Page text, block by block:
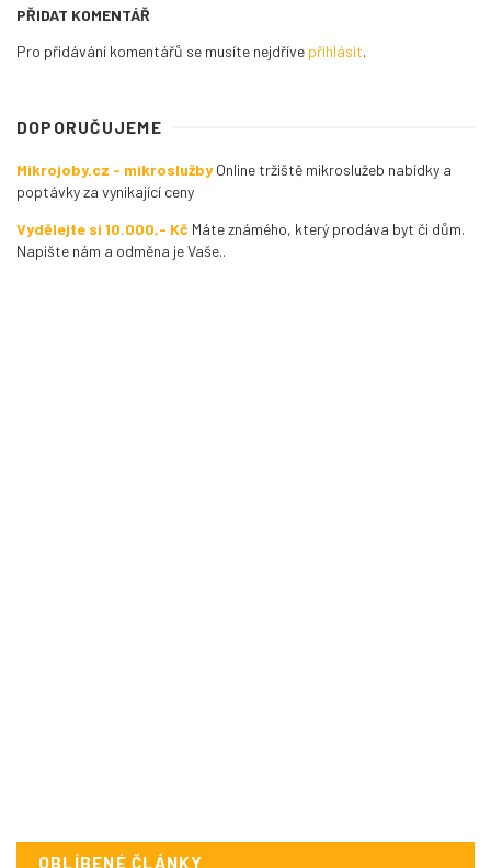
PŘIDAT KOMENTÁŘ
Pro přidávání komentářů se musíte nejdříve přihlásit.
DOPORUČUJEME
Mikrojoby.cz - mikroslužby Online tržiště mikroslužeb nabídky a
poptávky za vynikající ceny
Vydělejte si 10.000,- Kč Máte známého, který prodáva byt či dům.
Napište nám a odměna je Vaše..
OBLÍBENÉ ČLÁNKY